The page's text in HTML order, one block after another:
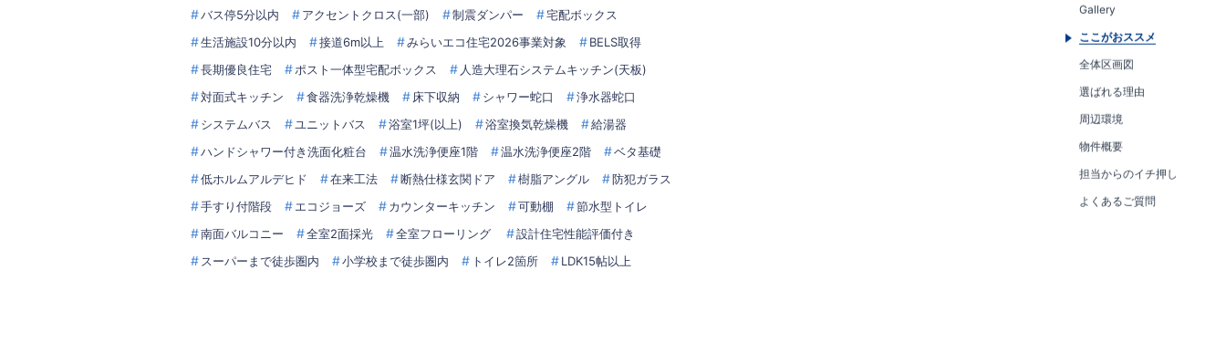
バス停5分以内
アクセントクロス(一部) 制震ダンパー
宅配ボックス
生活施設10分以内
接道6m以上 みらいエコ住宅2026事業対象
BELS取得
長期優良住宅
ポスト一体型宅配ボックス
人造大理石システムキッチン(天板)
対面式キッチン
食器洗浄乾燥機 床下収納 シャワー蛇口
浄水器蛇口
システムバス
ユニットバス 浴室1坪(以上) 浴室換気乾燥機
給湯器
ハンドシャワー付き洗面化粧台
温水洗浄便座1階 温水洗浄便座2階
ベタ基礎
低ホルムアルデヒド
在来工法 断熱仕様玄関ドア 樹脂アングル
防犯ガラス
手すり付階段
エコジョーズ カウンターキッチン 可動棚
節水型トイレ
南面バルコニー
全室2面採光 全室フローリング
設計住宅性能評価付き
スーパーまで徒歩圏内
小学校まで徒歩圏内 トイレ2箇所 LDK15帖以上
Gallery
ここがおススメ
全体区画図
選ばれる理由
周辺環境
物件概要
担当からのイチ押し
よくあるご質問